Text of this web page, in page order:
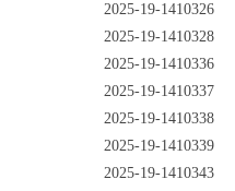
2025-19-1410326
2025-19-1410328
2025-19-1410336
2025-19-1410337
2025-19-1410338
2025-19-1410339
2025-19-1410343